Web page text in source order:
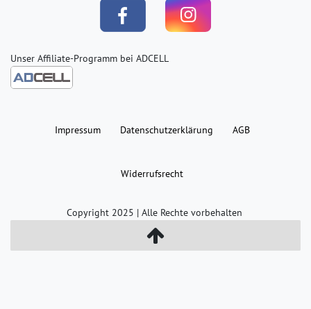
Unser Affiliate-Programm bei ADCELL
Impressum Daten­schutz­erklärung AGB
Widerrufs­recht
Copyright 2025 | Alle Rechte vorbehalten